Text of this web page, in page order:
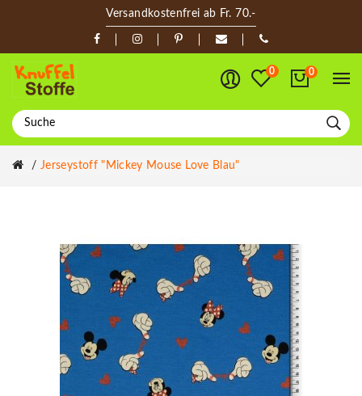
Versandkostenfrei ab Fr. 70.-
0 0
Jerseystoff "Mickey Mouse Love Blau"